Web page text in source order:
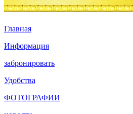
Главная
Информация
забронировать
Удобства
ФОТОГРАФИИ